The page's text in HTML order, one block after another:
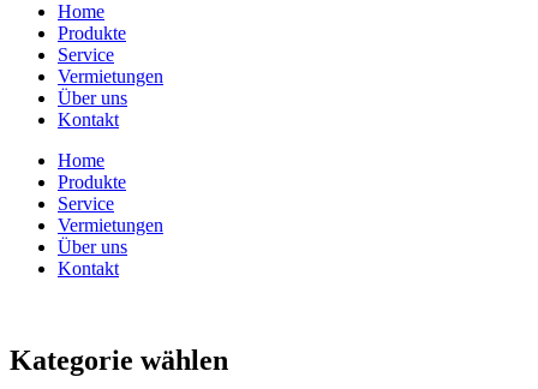
Home
Produkte
Service
Vermietungen
Über uns
Kontakt
Home
Produkte
Service
Vermietungen
Über uns
Kontakt
Kategorie wählen